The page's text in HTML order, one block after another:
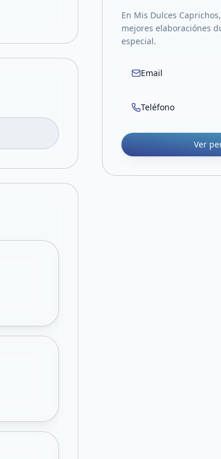
En Mis Dulces
mejores elaboraciónes
especial.
Email
Teléfono
Ver